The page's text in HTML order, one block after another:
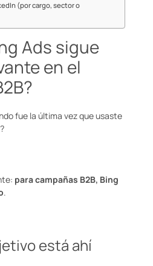
(por cargo, sector o
Ads sigue
en el
fue la última vez que usaste
para campañas B2B, Bing
.
está ahí